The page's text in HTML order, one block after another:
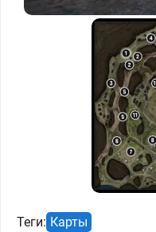
Теги: Карты